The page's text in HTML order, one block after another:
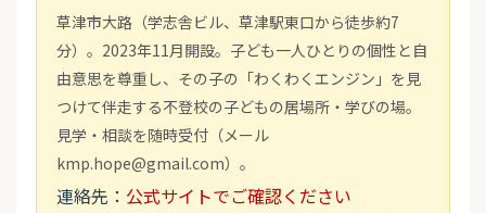
草津市大路（学志舎ビル、草津駅東口から徒歩約7
分）。2023年11月開設。子ども一人ひとりの個性と自
由意思を尊重し、その子の「わくわくエンジン」を見
つけて伴走する不登校の子どもの居場所・学びの場。
見学・相談を随時受付（メール
kmp.hope@gmail.com）。
連絡先： 公式サイトでご確認ください